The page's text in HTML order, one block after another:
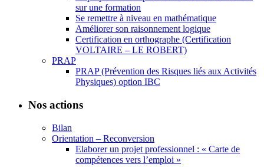
sur une formation
Se remettre à niveau en mathématique
Améliorer son raisonnement logique
Certification en orthographe (Certification
VOLTAIRE – LE ROBERT)
PRAP
PRAP (Prévention des Risques liés aux Activités
Physiques) option IBC
Nos actions
Bilan
Orientation – Reconversion
Elaborer un projet professionnel : « Carte de
compétences vers l’emploi »